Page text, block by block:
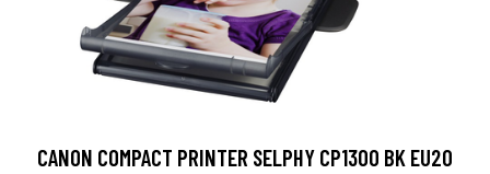
CANON COMPACT PRINTER SELPHY CP1300 BK EU20